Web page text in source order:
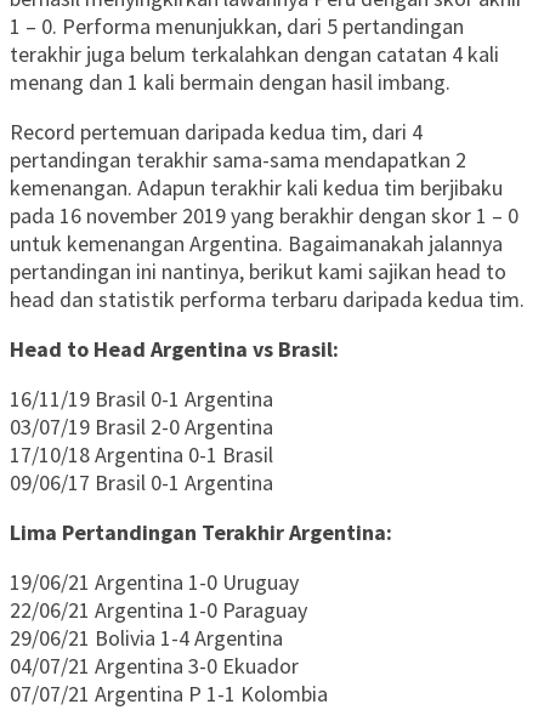
1 – 0. Performa menunjukkan, dari 5 pertandingan
terakhir juga belum terkalahkan dengan catatan 4 kali
menang dan 1 kali bermain dengan hasil imbang.
Record pertemuan daripada kedua tim, dari 4
pertandingan terakhir sama-sama mendapatkan 2
kemenangan. Adapun terakhir kali kedua tim berjibaku
pada 16 november 2019 yang berakhir dengan skor 1 – 0
untuk kemenangan Argentina. Bagaimanakah jalannya
pertandingan ini nantinya, berikut kami sajikan head to
head dan statistik performa terbaru daripada kedua tim.
Head to Head Argentina vs Brasil:
16/11/19 Brasil 0-1 Argentina
03/07/19 Brasil 2-0 Argentina
17/10/18 Argentina 0-1 Brasil
09/06/17 Brasil 0-1 Argentina
Lima Pertandingan Terakhir Argentina:
19/06/21 Argentina 1-0 Uruguay
22/06/21 Argentina 1-0 Paraguay
29/06/21 Bolivia 1-4 Argentina
04/07/21 Argentina 3-0 Ekuador
07/07/21 Argentina P 1-1 Kolombia